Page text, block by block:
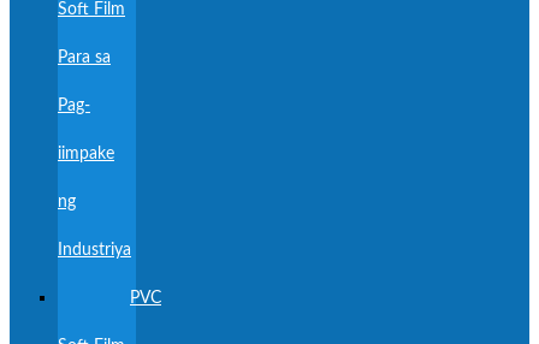
Soft Film
Para sa
Pag-
iimpake
ng
Industriya
PVC